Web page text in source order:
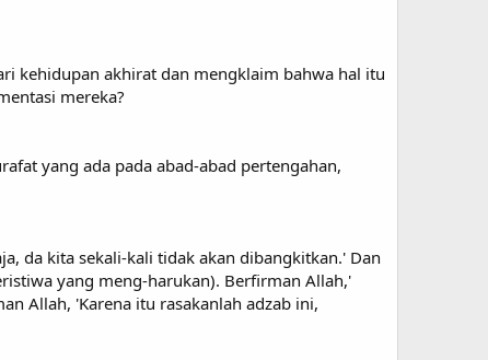
kehidupan akhirat dan mengklaim bahwa hal itu
mereka?
yang ada pada abad-abad pertengahan,
da kita sekali-kali tidak akan dibangkitkan.' Dan
yang meng-harukan). Berfirman Allah,'
Allah, 'Karena itu rasakanlah adzab ini,